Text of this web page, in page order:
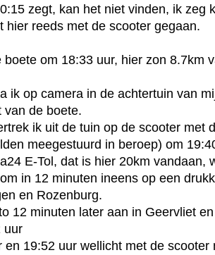
zegt, kan het niet vinden, ik zeg
hier reeds met de scooter gegaan.
boete om 18:33 uur, hier zon 8.7km
ik op camera in de achtertuin van
van de boete.
ik uit de tuin op de scooter met
meegestuurd in beroep) om
E-Tol, dat is hier 20km vandaan,
in 12 minuten ineens op een
en Rozenburg.
12 minuten later aan in Geervliet
uur
en 19:52 uur wellicht met de scooter